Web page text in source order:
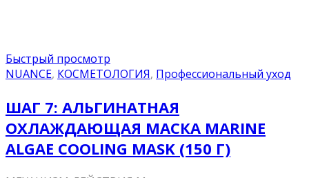
Быстрый просмотр
NUANCE, КОСМЕТОЛОГИЯ, Профессиональный уход
ШАГ 7: АЛЬГИНАТНАЯ
ОХЛАЖДАЮЩАЯ МАСКА MARINE
ALGAE COOLING MASK (150 Г)